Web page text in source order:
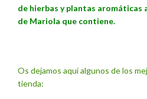
de hierbas y plantas aromáticas
de Mariola que contiene.
Os dejamos aquí algunos de los
tienda: